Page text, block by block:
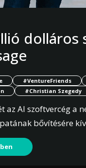
dolláros
#VentureFriends
#Christian Szegedy
az AI szoftvercég a
bővítésére